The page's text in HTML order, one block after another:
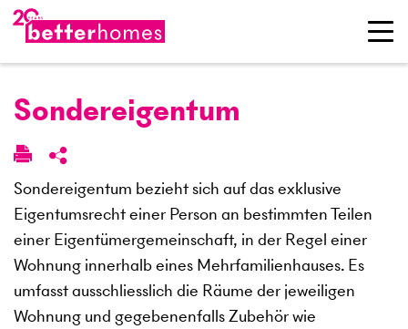
Sondereigentum
Sondereigentum bezieht sich auf das exklusive
Eigentumsrecht einer Person an bestimmten Teilen
einer Eigentümergemeinschaft, in der Regel einer
Wohnung innerhalb eines Mehrfamilienhauses. Es
umfasst ausschliesslich die Räume der jeweiligen
Wohnung und gegebenenfalls Zubehör wie